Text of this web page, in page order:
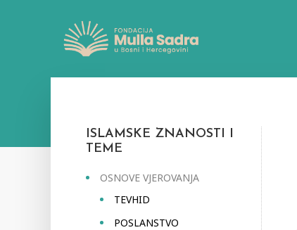
ISLAMSKE ZNANOSTI I
TEME
OSNOVE VJEROVANJA
TEVHID
POSLANSTVO